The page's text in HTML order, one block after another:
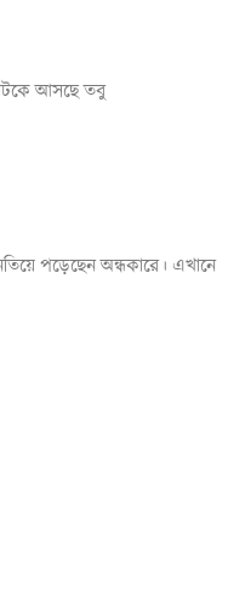
আসছে তবু
পড়েছেন অন্ধকারে। এখানে